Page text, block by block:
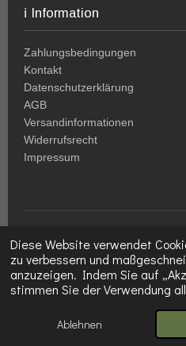
Diese Website verwendet
zu verbessern und
anzuzeigen. Indem Sie auf
stimmen Sie der Verwendung
Ablehnen
ℹ️ Information
Zahlungsbedingungen
Kontakt
Datenschutzerklärung
AGB
Versandinformationen
Widerrufsrecht
Impressum
E-Mail